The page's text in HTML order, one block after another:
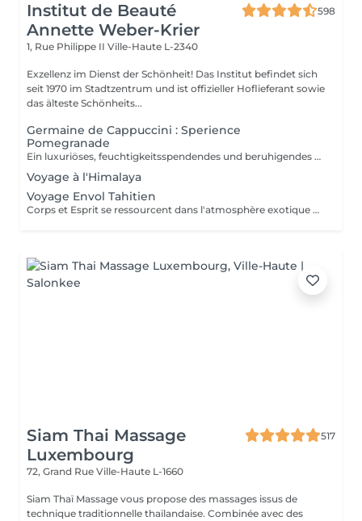
Institut de Beauté
Annette Weber-Krier
598
1, Rue Philippe II Ville-Haute L-2340
Exzellenz im Dienst der Schönheit! Das Institut befindet sich
seit 1970 im Stadtzentrum und ist offizieller Hoflieferant sowie
das älteste Schönheits...
Germaine de Cappuccini : Sperience
Pomegranade
Ein luxuriöses, feuchtigkeitsspendendes und beruhigendes Ritual für den Körper, das individuell an die Bedürfnisse der Haut angepasst werden kann. Die Linie basiert auf Granatapfel, einen fantastischen Inhaltsstoff, beruhigend und antioxidativ. Das Ergebnis verspricht Zellerneuerung, Vitalität und Feuchtigkeit! GRANATAPFEL-KÖRPERPEELING: Genießen Sie zusammen mit dem Puder- und Creme-Körperpeeling ein 45-minütiges Ganzkörper-Peeling-Ritual. GRANATAPFEL-KÖRPERMASSAGE: Im Liegen massieren, dann im Liegen mit der sensorischen Massagecreme. Dieses Ritual dauert 45 Minuten. GRANATAPFEL-KÖRPERPACKUNG: Die Packung wird mit sanften Bewegungen aufgetragen und 20 Minuten einwirken gelassen, bevor das Produkt einmassiert wird durch eine tolle Massage. Dieses Ritual dauert 60 Minuten. POMEGRANATE RED SERENITY: Ein köstliches 90-minütiges Ritual, das die Kraft von Granatapfelkernen mit der kraftvollen feuchtigkeitsspendenden Wirkung von der Creme kombiniert. POMEGRANATE SWEET COCOON: Tauchen Sie 90 Minuten lang in die Welt von Pomegranate Sperience ein mit diesem kompletten Ritual inklusive Peeling, Massage und Packung.
Voyage à l'Himalaya
Voyage Envol Tahitien
Corps et Esprit se ressourcent dans l'atmosphère exotique des trésors polynésiens, ces îles où la beauté, la générosité et la luxuriance ont un goût de paradis Gommage et massage du visage et du corps Massage manuel relax ou aux coquillages Tia Iri « la pensée Roo ».
Siam Thai Massage
Luxembourg
517
72, Grand Rue Ville-Haute L-1660
Siam Thaï Massage vous propose des massages issus de
technique traditionnelle thaïlandaise. Combinée avec des